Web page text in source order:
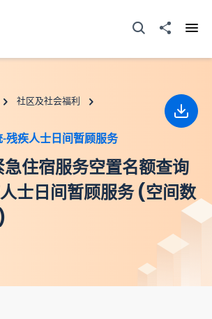
打开搜寻器分享至
社区及社会福利
残疾人士日间暂顾服务
住宿服务空置名额查询
士日间暂顾服务 (空间数
下载